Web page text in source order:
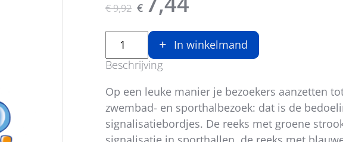
€9,92 €
In winkelmand
Beschrijving
Op een leuke manier je bezoekers aanzetten
zwembad- en sporthalbezoek: dat is de
signalisatiebordjes. De reeks met groene